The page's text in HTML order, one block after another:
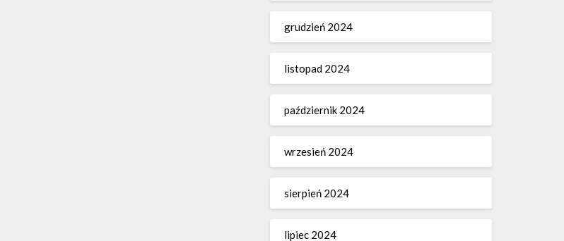
grudzień 2024
listopad 2024
październik 2024
wrzesień 2024
sierpień 2024
lipiec 2024